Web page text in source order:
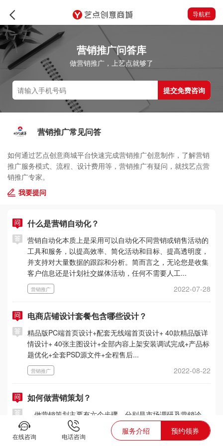
导航栏
营销推广问答库
做营销推广，上艺点就够了
提交免费咨询
营销推广常见问答
如何通过艺点创意商城平台快速完成营销推广创意制作，了解营销
推广服务模式、流程、设计费用等，营销推广有疑问，就找艺点营
销推广专家。
我要提问
什么是营销自动化？
营销自动化本质上是采用可以自动化不同营销或销售活动的
工具和服务，以提高效率、简化活动和目标、提高透明度，
并支持对大量数据的跟踪和分析。简而言之，无论您是收集
客户信息还是计划社交媒体活动，任何不需要人工...
营销推广 2022-07-28
电商店铺设计套餐包含哪些设计？
精品版PC端首页设计+配套无线端首页设计+ 40款精品版详
情设计+ 40张主图设计+全部内容上架安装调试完成+产品标
题优化+全套PSD源文件+全程售后...
营销推广 2022-08-22
如何做营销策划？
做营销策划主要有六个步骤，分别是市场调研及营销诊
断、营销目标、企业战略、营销战术、目标预算和实施控
制。 企业首先要明确自身定位以及周边环境，外部环境、
在线咨询 电话咨询
服务介绍 预约领券